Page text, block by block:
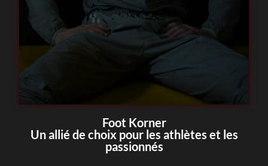
Foot Korner
Un allié de choix pour les athlètes et les
passionnés